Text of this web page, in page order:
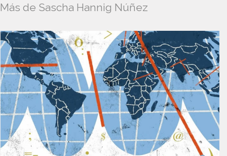
Más de Sascha Hannig Núñez